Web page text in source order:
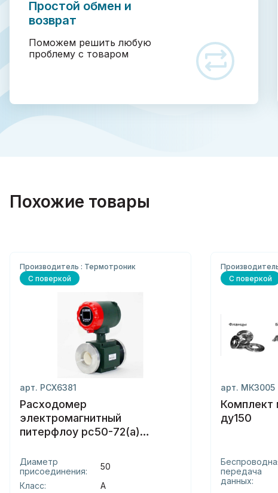
Простой обмен и
возврат
Поможем решить любую
проблему с товаром
Похожие товары
Производитель : Термотроник
С поверкой
арт. РСХ6381
Расходомер
электромагнитный
питерфлоу рс50-72(а)
Диаметр
присоединения:
50
Класс:
А
С поверкой
арт. МК3005
Комплект
ду150
передача
данных: